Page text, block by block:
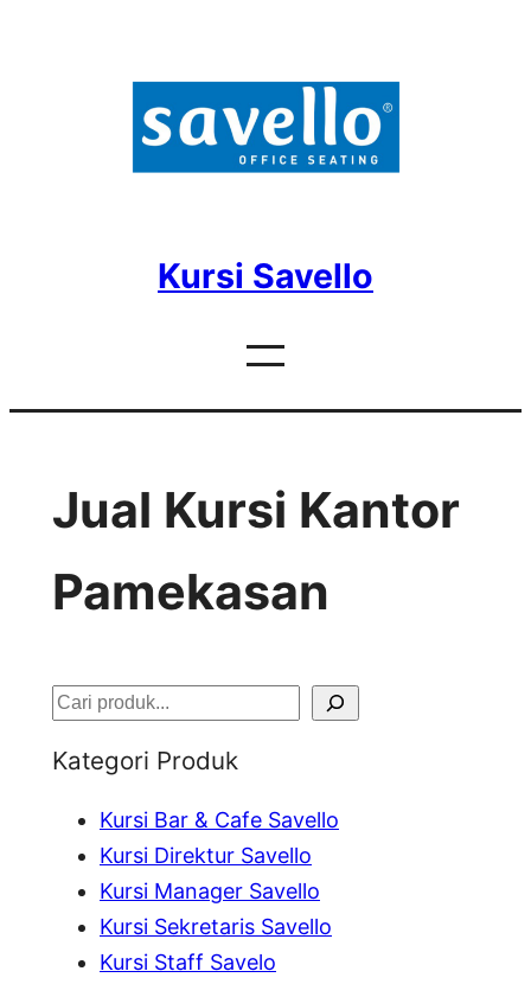
Kursi Savello
Jual Kursi Kantor
Pamekasan
S
Kategori Produk
Kursi Bar & Cafe Savello
Kursi Direktur Savello
Kursi Manager Savello
Kursi Sekretaris Savello
Kursi Staff Savelo